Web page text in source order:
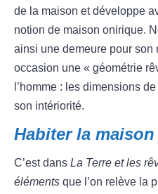
de la maison et développe
notion de maison onirique.
ainsi une demeure pour son
occasion une « géométrie
l’homme : les dimensions
son intériorité.
Habiter la
C’est dans La Terre et les
éléments que l’on relève la